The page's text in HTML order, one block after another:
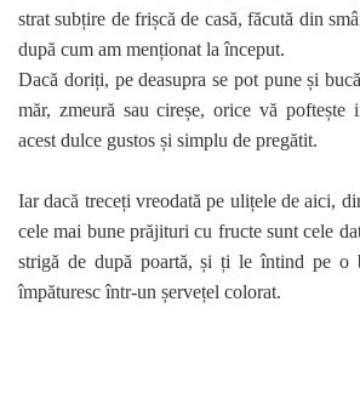
strat subțire de frișcă de casă, făcută din
după cum am menționat la început.
Dacă doriți, pe deasupra se pot pune și
măr, zmeură sau cireșe, orice vă poftește
acest dulce gustos și simplu de pregătit.
Iar dacă treceți vreodată pe ulițele de aici,
cele mai bune prăjituri cu fructe sunt cele
strigă de după poartă, și ți le întind pe o
împăturesc într-un șervețel colorat.